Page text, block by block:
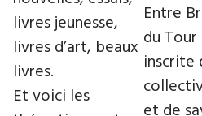
Entre
du Tour
inscrite
livres jeunesse,
livres d’art, beaux
livres.
Et voici les